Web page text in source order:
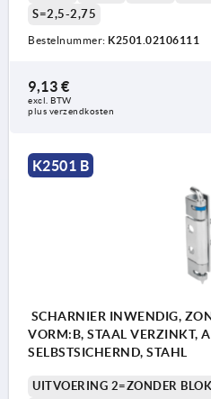
3) Met verzonken gat voor
4) Met verzonken gat voor
6) Uitvoering stift: zonder
DIN6799
8) Uitvoering stift: met
9) Montage borgclip en
S=2,5-2,75
Bestelnummer: K2501.02106111
9,13 €
excl. BTW
plus verzendkosten
K2501 B
SCHARNIER INWENDIG,
VORM:B, STAAL VERZINKT,
SELBSTSICHERND, STAHL
UITVOERING 2=ZONDER